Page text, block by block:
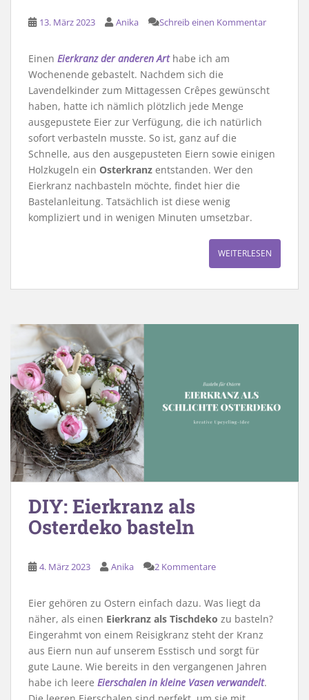
13. März 2023 Anika Schreib einen Kommentar
Einen Eierkranz der anderen Arthabe ich am
Wochenende gebastelt. Nachdem sich die
Lavendelkinder zum Mittagessen Crêpes gewünscht
haben, hatte ich nämlich plötzlich jede Menge
ausgepustete Eier zur Verfügung, die ich natürlich
sofort verbasteln musste. So ist, ganz auf die
Schnelle, aus den ausgepusteten Eiern sowie einigen
Holzkugeln ein Osterkranz entstanden. Wer den
Eierkranz nachbasteln möchte, findet hier die
Bastelanleitung. Tatsächlich ist diese wenig
kompliziert und in wenigen Minuten umsetzbar.
WEITERLESEN
DIY: Eierkranz als
Osterdeko basteln
4. März 2023 Anika 2 Kommentare
Eier gehören zu Ostern einfach dazu. Was liegt da
näher, als einen Eierkranz als Tischdeko zu basteln?
Eingerahmt von einem Reisigkranz steht der Kranz
aus Eiern nun auf unserem Esstisch und sorgt für
gute Laune. Wie bereits in den vergangenen Jahren
habe ich leere Eierschalen in kleine Vasen verwandelt.